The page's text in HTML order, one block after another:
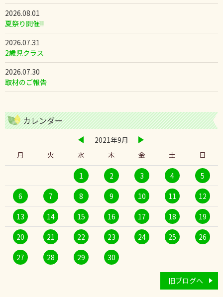
2026.08.01
夏祭り開催!!
2026.07.31
2歳児クラス
2026.07.30
取材のご報告
カレンダー
2021年9月
月
火 水 木 金 土 日
1 2 3 4 5
6 7 8 9 10 11 12
13 14 15 16 17 18 19
20 21 22 23 24 25 26
27 28 29 30
旧ブログへ